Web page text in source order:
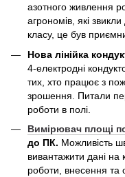
азотного живлення
агрономів, які
класу, це був
Нова лінійка
4-електродні
тих, хто працює з
зрошення. Питали
роботи в полі.
Вимірювач площі
до ПК. Можливість
вивантажити дані на
роботи, внесення та